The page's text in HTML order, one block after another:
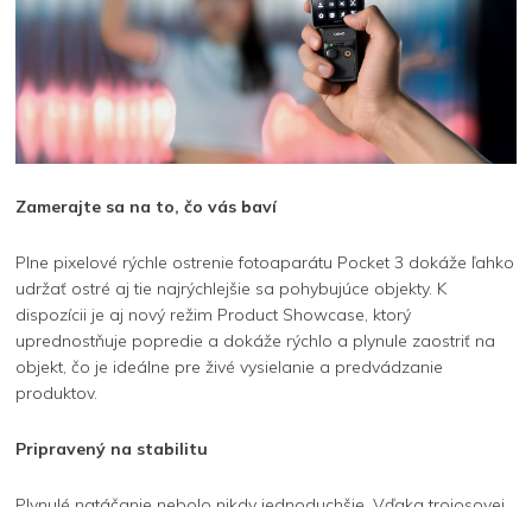
Zamerajte sa na to, čo vás baví
Plne pixelové rýchle ostrenie fotoaparátu Pocket 3 dokáže ľahko
udržať ostré aj tie najrýchlejšie sa pohybujúce objekty. K
dispozícii je aj nový režim Product Showcase, ktorý
uprednostňuje popredie a dokáže rýchlo a plynule zaostriť na
objekt, čo je ideálne pre živé vysielanie a predvádzanie
produktov.
Pripravený na stabilitu